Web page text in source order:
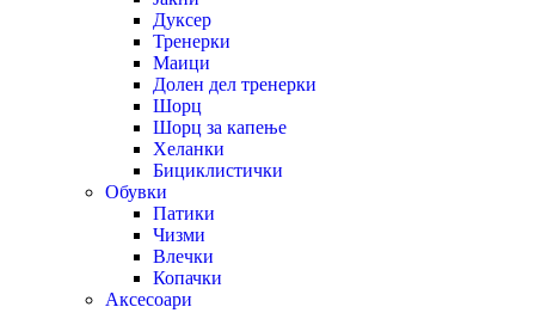
Дуксер
Тренерки
Маици
Долен дел тренерки
Шорц
Шорц за капење
Хеланки
Бициклистички
Обувки
Патики
Чизми
Влечки
Копачки
Аксесоари